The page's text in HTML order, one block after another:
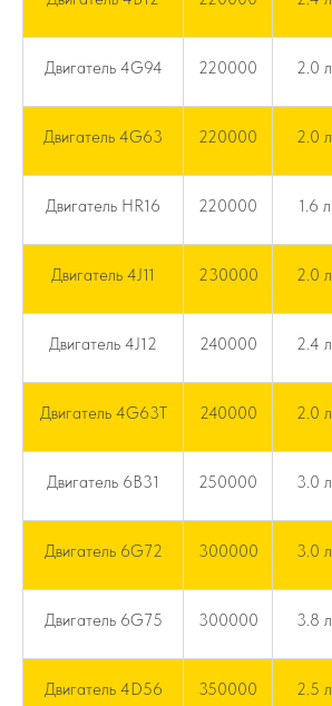
Двигатель 4G94 220000 2.0 л
Двигатель 4G63 220000 2.0 л
Двигатель HR16 220000 1.6 л
Двигатель 4J11 230000 2.0 л
Двигатель 4J12 240000 2.4 л
Двигатель 4G63T 240000 2.0 л
Двигатель 6B31 250000 3.0 л
Двигатель 6G72 300000 3.0 л
Двигатель 6G75 300000 3.8 л
Двигатель 4D56 350000 2.5 л